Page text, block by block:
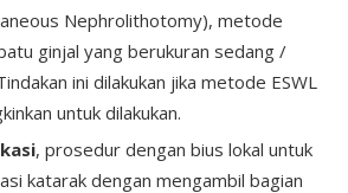
Nephrolithotomy), metode
ginjal yang berukuran sedang /
ini dilakukan jika metode ESWL
untuk dilakukan.
, prosedur dengan bius lokal untuk
katarak dengan mengambil bagian